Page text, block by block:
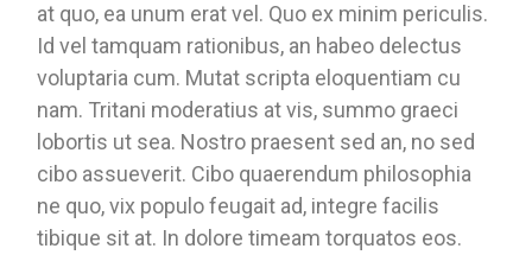
at quo, ea unum erat vel. Quo ex minim periculis.
Id vel tamquam rationibus, an habeo delectus
voluptaria cum. Mutat scripta eloquentiam cu
nam. Tritani moderatius at vis, summo graeci
lobortis ut sea. Nostro praesent sed an, no sed
cibo assueverit. Cibo quaerendum philosophia
ne quo, vix populo feugait ad, integre facilis
tibique sit at. In dolore timeam torquatos eos.